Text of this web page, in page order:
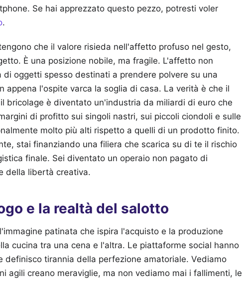
Se hai apprezzato questo pezzo, potresti voler
.
che il valore risieda nell'affetto profuso nel gesto,
È una posizione nobile, ma fragile. L'affetto non
oggetti spesso destinati a prendere polvere su una
appena l'ospite varca la soglia di casa. La verità è che il
bricolage è diventato un'industria da miliardi di euro che
di profitto sui singoli nastri, sui piccoli ciondoli e sulle
molto più alti rispetto a quelli di un prodotto finito.
stai finanziando una filiera che scarica su di te il rischio
finale. Sei diventato un operaio non pagato di
della libertà creativa.
e la realtà del salotto
patinata che ispira l'acquisto e la produzione
cucina tra una cena e l'altra. Le piattaforme social hanno
definisco tirannia della perfezione amatoriale. Vediamo
agili creano meraviglie, ma non vediamo mai i fallimenti, le